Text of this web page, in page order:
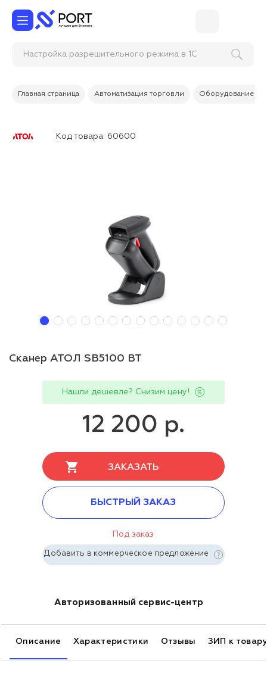
Настройка разрешительного режима в 1С
Главная страница Автоматизация торговли Оборудование
Код товара: 60600
Сканер АТОЛ SB5100 BT
Нашли дешевле? Снизим цену!
12 200 р.
ЗАКАЗАТЬ
БЫСТРЫЙ ЗАКАЗ
Под заказ
Добавить в коммерческое предложение
Авторизованный сервис-центр
Описание Характеристики Отзывы ЗИП к товару